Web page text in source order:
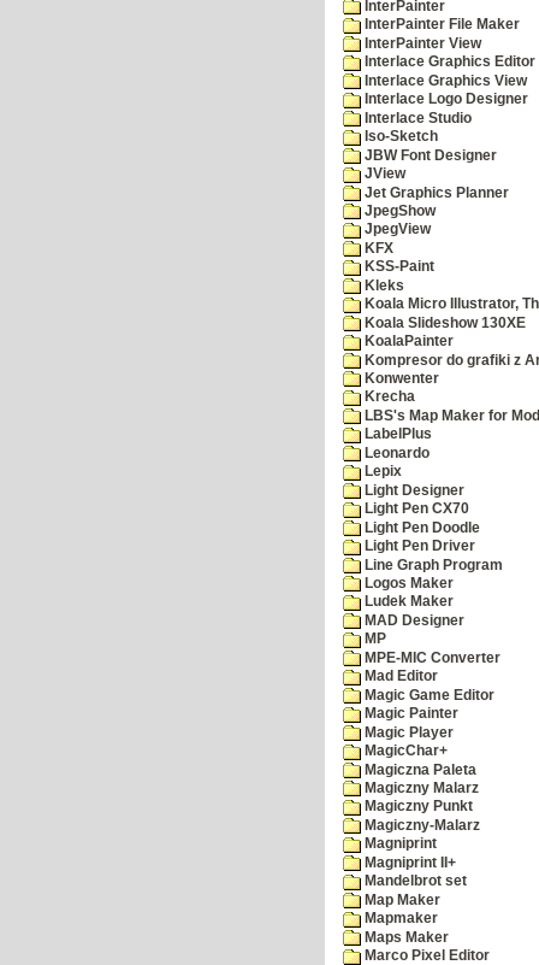
InterPainter
InterPainter File Maker
InterPainter View
Interlace Graphics Editor
Interlace Graphics View
Interlace Logo Designer
Interlace Studio
Iso-Sketch
JBW Font Designer
JView
Jet Graphics Planner
JpegShow
JpegView
KFX
KSS-Paint
Kleks
Koala Micro Illustrator,
Koala Slideshow 130XE
KoalaPainter
Kompresor do grafiki z
Konwenter
Krecha
LBS's Map Maker for
LabelPlus
Leonardo
Lepix
Light Designer
Light Pen CX70
Light Pen Doodle
Light Pen Driver
Line Graph Program
Logos Maker
Ludek Maker
MAD Designer
MP
MPE-MIC Converter
Mad Editor
Magic Game Editor
Magic Painter
Magic Player
MagicChar+
Magiczna Paleta
Magiczny Malarz
Magiczny Punkt
Magiczny-Malarz
Magniprint
Magniprint II+
Mandelbrot set
Map Maker
Mapmaker
Maps Maker
Marco Pixel Editor